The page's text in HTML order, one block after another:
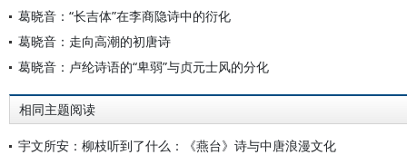
葛晓音：“长吉体”在李商隐诗中的衍化
葛晓音：走向高潮的初唐诗
葛晓音：卢纶诗语的“卑弱”与贞元士风的分化
相同主题阅读
宇文所安：柳枝听到了什么：《燕台》诗与中唐浪漫文化